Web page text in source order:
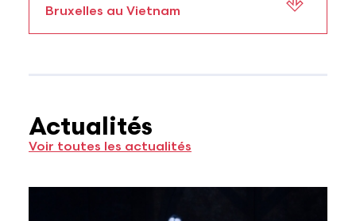
Bruxelles au Vietnam
Actualités
Voir toutes les actualités